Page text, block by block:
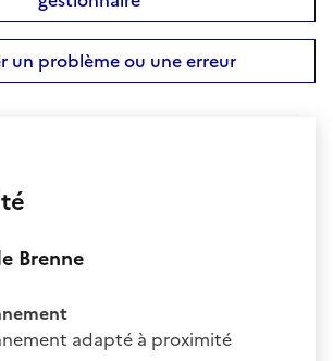
un problème ou une erreur
Brenne
adapté à proximité